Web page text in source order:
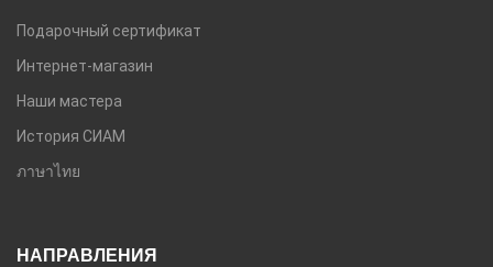
Подарочный сертификат
Интернет-магазин
Наши мастера
История СИАМ
ภาษาไทย
НАПРАВЛЕНИЯ